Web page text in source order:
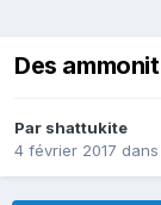
Des
Par shattukite
4 février 2017 dans